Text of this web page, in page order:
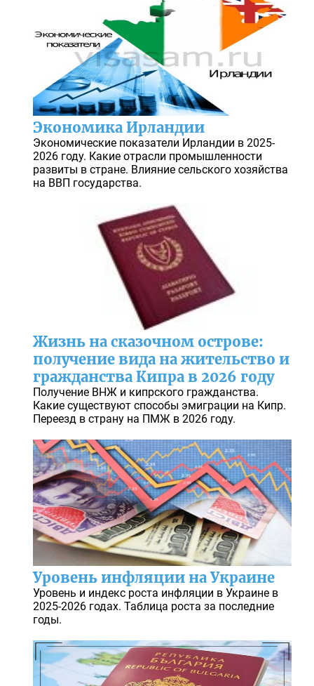
Экономика Ирландии
Экономические показатели Ирландии в 2025-
2026 году. Какие отрасли промышленности
развиты в стране. Влияние сельского хозяйства
на ВВП государства.
Жизнь на сказочном острове:
получение вида на жительство и
гражданства Кипра в 2026 году
Получение ВНЖ и кипрского гражданства.
Какие существуют способы эмиграции на Кипр.
Переезд в страну на ПМЖ в 2026 году.
Уровень инфляции на Украине
Уровень и индекс роста инфляции в Украине в
2025-2026 годах. Таблица роста за последние
годы.